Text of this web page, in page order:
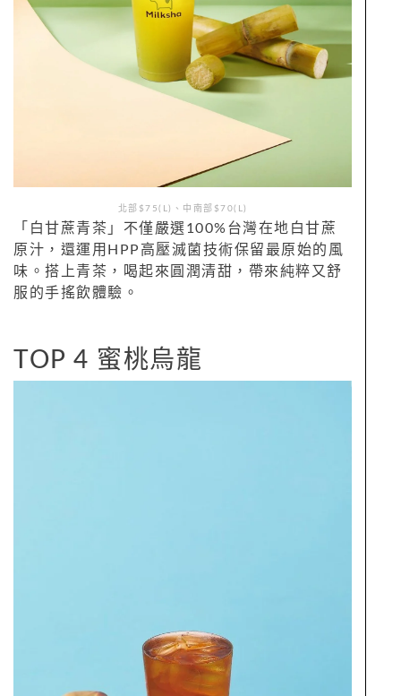
北部$75(L)、中南部$70(L)
「白甘蔗青茶」不僅嚴選100%台灣在地白甘蔗
原汁，還運用HPP高壓滅菌技術保留最原始的風
味。搭上青茶，喝起來圓潤清甜，帶來純粹又舒
服的手搖飲體驗。
TOP 4 蜜桃烏龍